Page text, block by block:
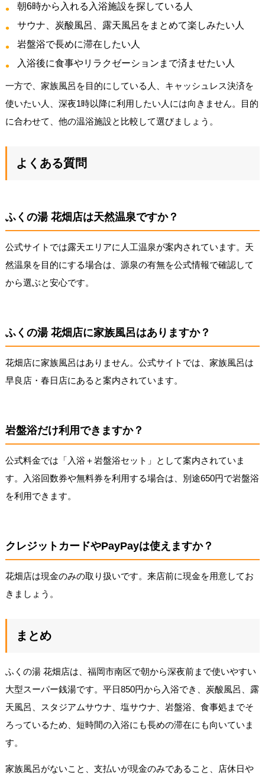
朝6時から入れる入浴施設を探している人
サウナ、炭酸風呂、露天風呂をまとめて楽しみたい人
岩盤浴で長めに滞在したい人
入浴後に食事やリラクゼーションまで済ませたい人
一方で、家族風呂を目的にしている人、キャッシュレス決済を
使いたい人、深夜1時以降に利用したい人には向きません。目的
に合わせて、他の温浴施設と比較して選びましょう。
よくある質問
ふくの湯 花畑店は天然温泉ですか？
公式サイトでは露天エリアに人工温泉が案内されています。天
然温泉を目的にする場合は、源泉の有無を公式情報で確認して
から選ぶと安心です。
ふくの湯 花畑店に家族風呂はありますか？
花畑店に家族風呂はありません。公式サイトでは、家族風呂は
早良店・春日店にあると案内されています。
岩盤浴だけ利用できますか？
公式料金では「入浴＋岩盤浴セット」として案内されていま
す。入浴回数券や無料券を利用する場合は、別途650円で岩盤浴
を利用できます。
クレジットカードやPayPayは使えますか？
花畑店は現金のみの取り扱いです。来店前に現金を用意してお
きましょう。
まとめ
ふくの湯 花畑店は、福岡市南区で朝から深夜前まで使いやすい
大型スーパー銭湯です。平日850円から入浴でき、炭酸風呂、露
天風呂、スタジアムサウナ、塩サウナ、岩盤浴、食事処までそ
ろっているため、短時間の入浴にも長めの滞在にも向いていま
す。
家族風呂がないこと、支払いが現金のみであること、店休日や